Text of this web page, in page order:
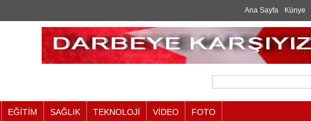
Ana Sayfa Künye
EĞİTİM SAĞLIK TEKNOLOJİ VİDEO FOTO